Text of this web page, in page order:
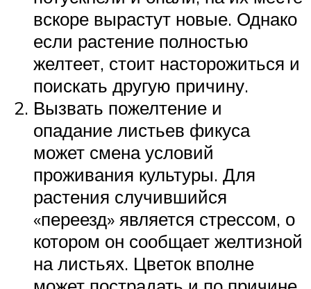
вскоре вырастут новые. Однако
если растение полностью
желтеет, стоит насторожиться и
поискать другую причину.
Вызвать пожелтение и
опадание листьев фикуса
может смена условий
проживания культуры. Для
растения случившийся
«переезд» является стрессом, о
котором он сообщает желтизной
на листьях. Цветок вполне